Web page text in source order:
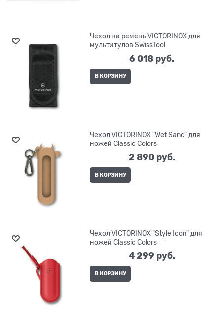
Чехол на ремень VICTORINOX для
мультитулов SwissTool
6 018 руб.
В КОРЗИНУ
Чехол VICTORINOX "Wet Sand" для
ножей Classic Colors
2 890 руб.
В КОРЗИНУ
Чехол VICTORINOX "Style Icon" для
ножей Classic Colors
4 299 руб.
В КОРЗИНУ